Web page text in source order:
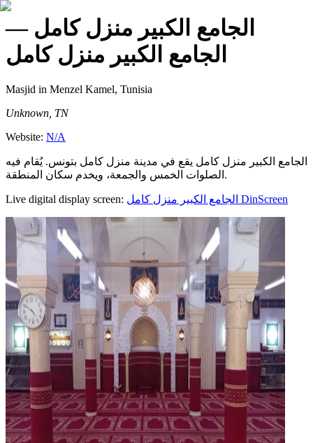
الجامع الكبير منزل كامل —
الجامع الكبير منزل كامل
Masjid in Menzel Kamel, Tunisia
Unknown, TN
Website: N/A
الجامع الكبير منزل كامل يقع في مدينة منزل كامل بتونس. يُقام فيه
الصلوات الخمس والجمعة، ويخدم سكان المنطقة.
Live digital display screen: الجامع الكبير منزل كامل DinScreen